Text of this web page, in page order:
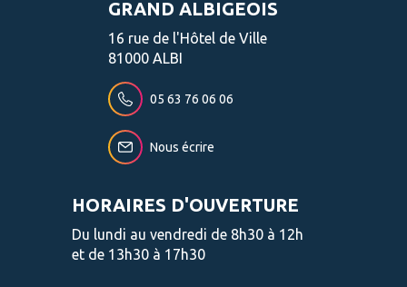
GRAND ALBIGEOIS
16 rue de l'Hôtel de Ville
81000 ALBI
05 63 76 06 06
Nous écrire
HORAIRES D'OUVERTURE
Du lundi au vendredi de 8h30 à 12h
et de 13h30 à 17h30